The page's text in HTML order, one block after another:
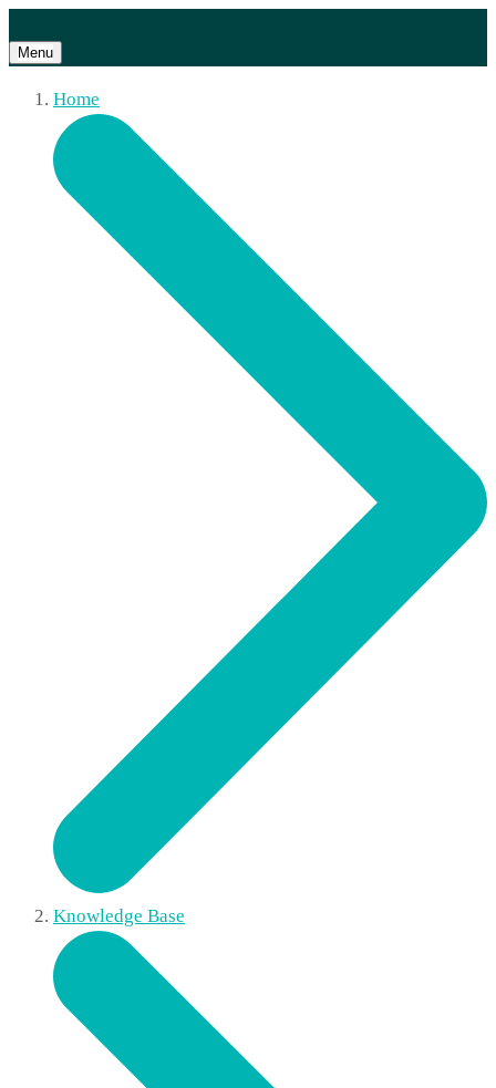
Menu
Home
Knowledge Base